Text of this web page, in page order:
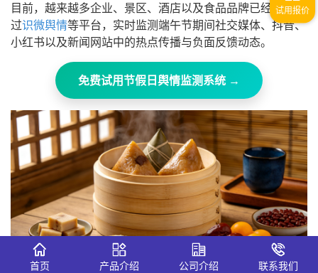
目前，越来越多企业、景区、酒店以及食品品牌已经开始通
过识微舆情等平台，实时监测端午节期间社交媒体、抖音、
小红书以及新闻网站中的热点传播与负面反馈动态。
免费试用节假日舆情监测系统 →
首页 产品介绍 公司介绍 联系我们